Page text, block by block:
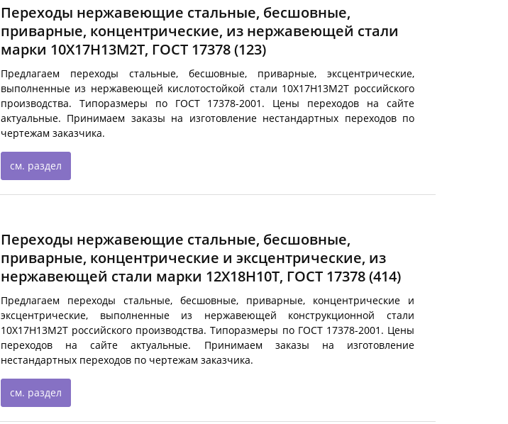
Переходы нержавеющие стальные, бесшовные,
приварные, концентрические, из нержавеющей стали
марки 10Х17Н13М2Т, ГОСТ 17378(123)
Предлагаем переходы стальные, бесшовные, приварные, эксцентрические,
выполненные из нержавеющей кислотостойкой стали 10Х17Н13М2Т российского
производства. Типоразмеры по ГОСТ 17378-2001. Цены переходов на сайте
актуальные. Принимаем заказы на изготовление нестандартных переходов по
чертежам заказчика.
см. раздел
Переходы нержавеющие стальные, бесшовные,
приварные, концентрические и эксцентрические, из
нержавеющей стали марки 12Х18Н10Т, ГОСТ 17378(414)
Предлагаем переходы стальные, бесшовные, приварные, концентрические и
эксцентрические, выполненные из нержавеющей конструкционной стали
10Х17Н13М2Т российского производства. Типоразмеры по ГОСТ 17378-2001. Цены
переходов на сайте актуальные. Принимаем заказы на изготовление
нестандартных переходов по чертежам заказчика.
см. раздел